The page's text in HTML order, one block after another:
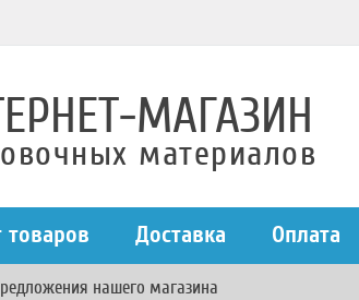
МАГАЗИН
материалов
товаров Доставка Оплата
нашего магазина